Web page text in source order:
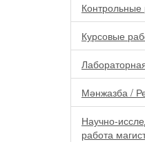
Контрольные
Курсовые
Мәнжазба /
Научно-
работа